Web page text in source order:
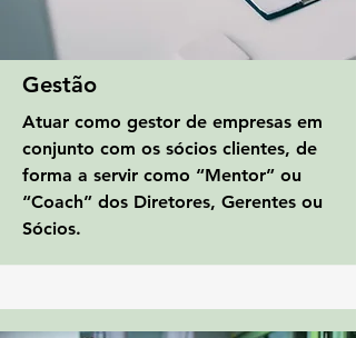
Gestão
Atuar como gestor de empresas em
conjunto com os sócios clientes, de
forma a servir como “Mentor” ou
“Coach” dos Diretores, Gerentes ou
Sócios.